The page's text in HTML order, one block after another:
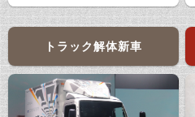
トラック解体新車